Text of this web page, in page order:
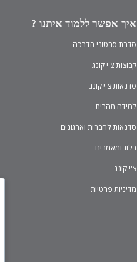
איך אפשר ללמוד איתנו ?
סדרת סרטוני הדרכה
קבוצות צ'י קונג
סדנאות צ'י קונג
למידה מהבית
סדנאות לחברות וארגונים
בלוג ומאמרים
צ'י קונג
מדיניות פרטיות